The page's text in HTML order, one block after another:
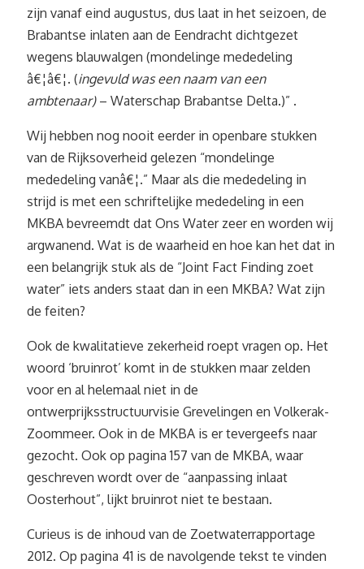
zijn vanaf eind augustus, dus laat in het seizoen, de
Brabantse inlaten aan de Eendracht dichtgezet
wegens blauwalgen (mondelinge mededeling
â€¦â€¦. (ingevuld was een naam van een
ambtenaar)– Waterschap Brabantse Delta.)” .
Wij hebben nog nooit eerder in openbare stukken
van de Rijksoverheid gelezen “mondelinge
mededeling vanâ€¦.” Maar als die mededeling in
strijd is met een schriftelijke mededeling in een
MKBA bevreemdt dat Ons Water zeer en worden wij
argwanend. Wat is de waarheid en hoe kan het dat in
een belangrijk stuk als de “Joint Fact Finding zoet
water” iets anders staat dan in een MKBA? Wat zijn
de feiten?
Ook de kwalitatieve zekerheid roept vragen op. Het
woord ‘bruinrot’ komt in de stukken maar zelden
voor en al helemaal niet in de
ontwerprijksstructuurvisie Grevelingen en Volkerak-
Zoommeer. Ook in de MKBA is er tevergeefs naar
gezocht. Ook op pagina 157 van de MKBA, waar
geschreven wordt over de “aanpassing inlaat
Oosterhout”, lijkt bruinrot niet te bestaan.
Curieus is de inhoud van de Zoetwaterrapportage
2012. Op pagina 41 is de navolgende tekst te vinden